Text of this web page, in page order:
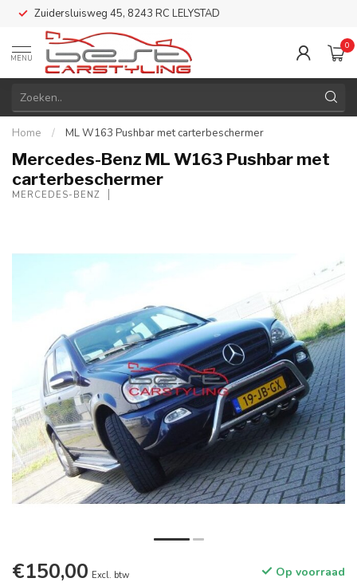
Zuidersluisweg 45, 8243 RC LELYSTAD
MENU
0
Home / ML W163 Pushbar met carterbeschermer
Mercedes-Benz ML W163 Pushbar met
carterbeschermer
MERCEDES-BENZ
€150,00 Excl. btw Op voorraad